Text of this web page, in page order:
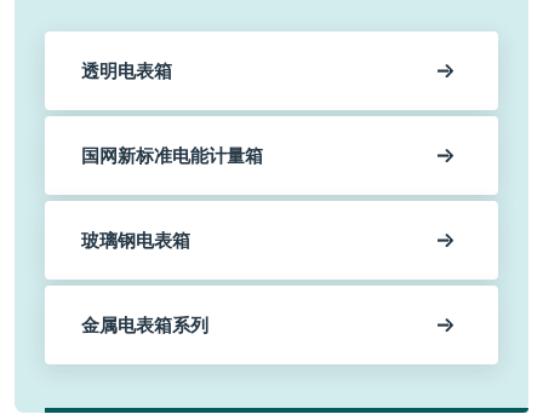
透明电表箱
国网新标准电能计量箱
玻璃钢电表箱
金属电表箱系列